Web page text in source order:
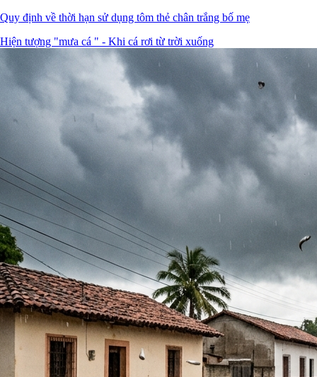
Quy định về thời hạn sử dụng tôm thẻ chân trắng bố mẹ
Hiện tượng "mưa cá " - Khi cá rơi từ trời xuống